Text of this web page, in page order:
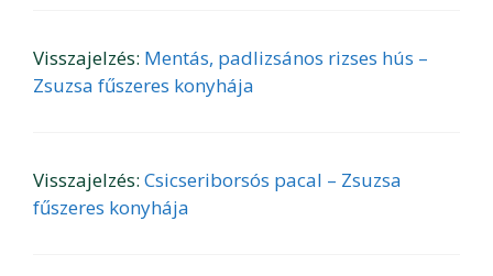
Visszajelzés: Mentás, padlizsános rizses hús –
Zsuzsa fűszeres konyhája
Visszajelzés: Csicseriborsós pacal – Zsuzsa
fűszeres konyhája